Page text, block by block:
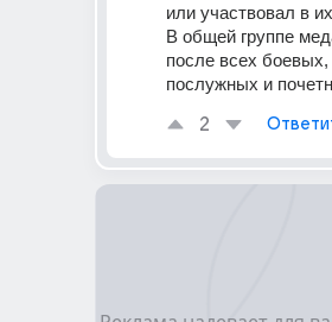
или участвовал в
В общей группе
после всех
послужных и
2